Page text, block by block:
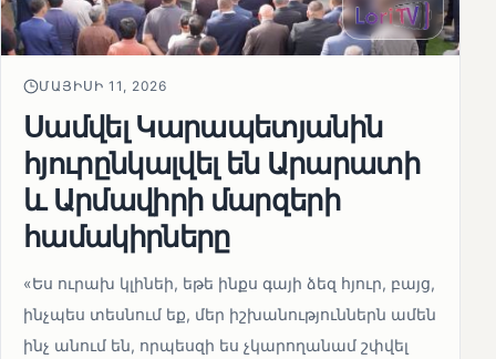
ՄԱՅԻՍԻ 11, 2026
Սամվել Կարապետյանին
հյուրընկալվել են Արարատի
և Արմավիրի մարզերի
համակիրները
«Ես ուրախ կլինեի, եթե ինքս գայի ձեզ հյուր, բայց,
ինչպես տեսնում եք, մեր իշխանություններն ամեն
ինչ անում են, որպեսզի ես չկարողանամ շփվել